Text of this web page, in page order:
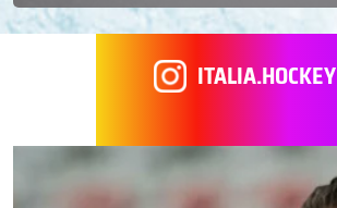
ITALIA.HOCKEY